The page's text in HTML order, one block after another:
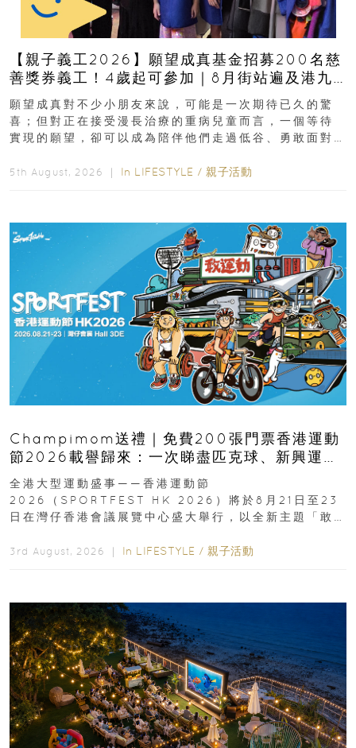
【親子義工2026】願望成真基金招募200名慈
善獎券義工！4歲起可參加｜8月街站遍及港九
新界
願望成真對不少小朋友來說，可能是一次期待已久的驚
喜；但對正在接受漫長治療的重病兒童而言，一個等待
實現的願望，卻可以成為陪伴他們走過低谷、勇敢面對
5th August, 2026 ｜ In LIFESTYLE / 親子活動
Champimom送禮｜免費200張門票香港運動
節2026載譽歸來：一次睇盡匹克球、新興運
動、街舞比賽＋逾百運動品牌展覽
全港大型運動盛事——香港運動節
2026（SPORTFEST HK 2026）將於8月21日至23
日在灣仔香港會議展覽中心盛大舉行，以全新主題「敢
3rd August, 2026 ｜ In LIFESTYLE / 親子活動